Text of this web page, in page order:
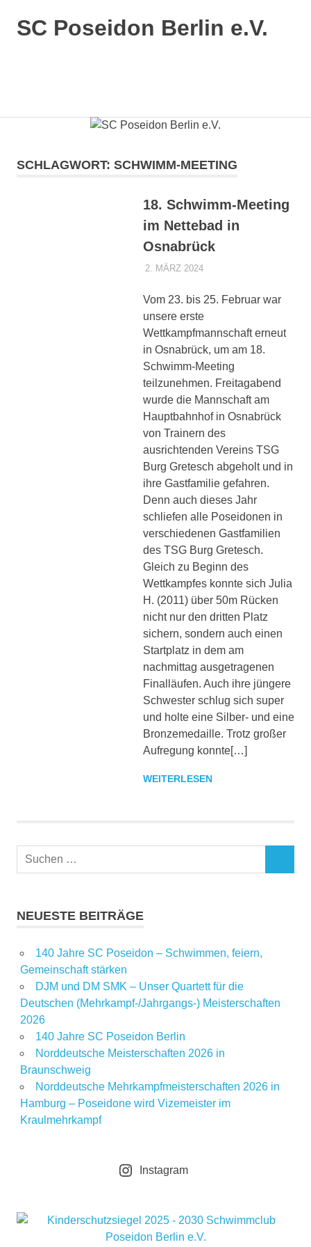
SC Poseidon Berlin e.V.
SCHLAGWORT: SCHWIMM-MEETING
18. Schwimm-Meeting
im Nettebad in
Osnabrück
2. MÄRZ 2024CAROLINE BIESENTHAL
AKTUELLES 1.
Vom 23. bis 25. Februar war
unsere erste
Wettkampfmannschaft erneut
in Osnabrück, um am 18.
Schwimm-Meeting
teilzunehmen. Freitagabend
wurde die Mannschaft am
Hauptbahnhof in Osnabrück
von Trainern des
ausrichtenden Vereins TSG
Burg Gretesch abgeholt und in
ihre Gastfamilie gefahren.
Denn auch dieses Jahr
schliefen alle Poseidonen in
verschiedenen Gastfamilien
des TSG Burg Gretesch.
Gleich zu Beginn des
Wettkampfes konnte sich Julia
H. (2011) über 50m Rücken
nicht nur den dritten Platz
sichern, sondern auch einen
Startplatz in dem am
nachmittag ausgetragenen
Finalläufen. Auch ihre jüngere
Schwester schlug sich super
und holte eine Silber- und eine
Bronzemedaille. Trotz großer
Aufregung konnte[…]
WEITERLESEN
NEUESTE BEITRÄGE
140 Jahre SC Poseidon – Schwimmen, feiern,
Gemeinschaft stärken
DJM und DM SMK – Unser Quartett für die
Deutschen (Mehrkampf-/Jahrgangs-) Meisterschaften
2026
140 Jahre SC Poseidon Berlin
Norddeutsche Meisterschaften 2026 in
Braunschweig
Norddeutsche Mehrkampfmeisterschaften 2026 in
Hamburg – Poseidone wird Vizemeister im
Kraulmehrkampf
Instagram